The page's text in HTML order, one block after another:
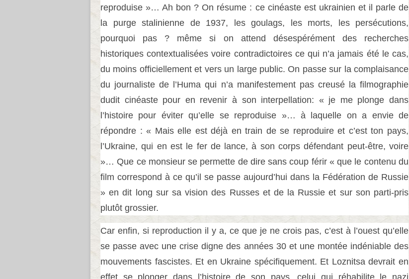
reproduise »… Ah bon ? On résume : ce cinéaste est ukrainien et il parle de
la purge stalinienne de 1937, les goulags, les morts, les persécutions,
pourquoi pas ? même si on attend désespérément des recherches
historiques contextualisées voire contradictoires ce qui n’a jamais été le cas,
du moins officiellement et vers un large public. On passe sur la complaisance
du journaliste de l’Huma qui n’a manifestement pas creusé la filmographie
dudit cinéaste pour en revenir à son interpellation: « je me plonge dans
l’histoire pour éviter qu’elle se reproduise »… à laquelle on a envie de
répondre : « Mais elle est déjà en train de se reproduire et c’est ton pays,
l’Ukraine, qui en est le fer de lance, à son corps défendant peut-être, voire
»… Que ce monsieur se permette de dire sans coup férir « que le contenu du
film correspond à ce qu’il se passe aujourd’hui dans la Fédération de Russie
» en dit long sur sa vision des Russes et de la Russie et sur son parti-pris
plutôt grossier.
Car enfin, si reproduction il y a, ce que je ne crois pas, c’est à l’ouest qu’elle
se passe avec une crise digne des années 30 et une montée indéniable des
mouvements fascistes. Et en Ukraine spécifiquement. Et Loznitsa devrait en
effet se plonger dans l’histoire de son pays, celui qui réhabilite le nazi